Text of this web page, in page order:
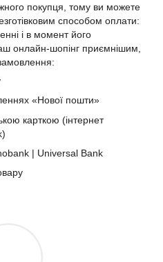
покупця, тому ви можете
способом оплати:
і в момент його
онлайн-шопінг приємнішим,
«Нової пошти»
карткою (інтернет
| Universal Bank